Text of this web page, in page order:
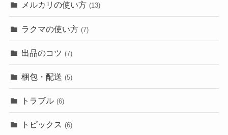
メルカリの使い方 (13)
ラクマの使い方 (7)
出品のコツ (7)
梱包・配送 (5)
トラブル (6)
トピックス (6)